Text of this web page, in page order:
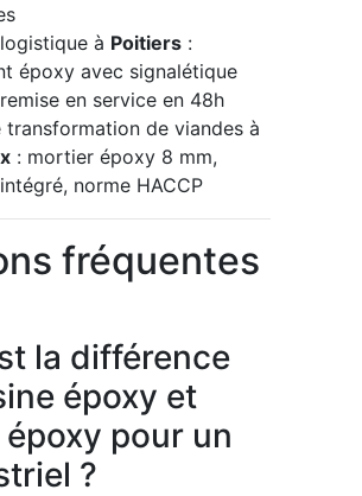
à Poitiers :
époxy avec signalétique
en service en 48h
transformation de viandes à
: mortier époxy 8 mm,
norme HACCP
fréquentes
la différence
époxy et
pour un
?